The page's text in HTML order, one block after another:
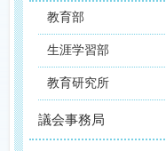
教育部
生涯学習部
教育研究所
議会事務局